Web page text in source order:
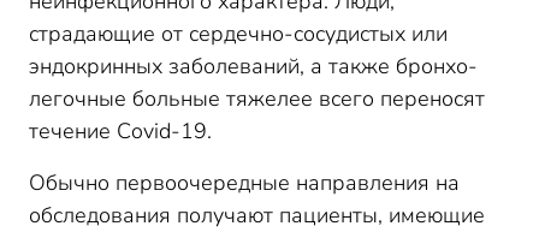
страдающие от сердечно-сосудистых или
эндокринных заболеваний, а также бронхо-
легочные больные тяжелее всего переносят
течение Сovid-19.
Обычно первоочередные направления на
обследования получают пациенты, имеющие